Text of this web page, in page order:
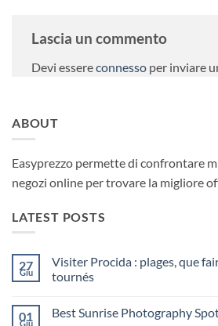
Lascia un commento
Devi essereconnesso per inviare
ABOUT
Easyprezzo permette di confrontare
negozi online per trovare la migliore
LATEST POSTS
27
Giu
Visiter Procida : plages, que
tournés
su
01
Giu
Best Sunrise Photography